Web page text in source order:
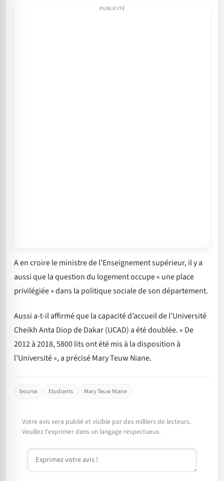
A en croire le ministre de l’Enseignement supérieur, il y a
aussi que la question du logement occupe « une place
privilégiée » dans la politique sociale de son département.
Aussi a-t-il affirmé que la capacité d’accueil de l’Université
Cheikh Anta Diop de Dakar (UCAD) a été doublée. « De
2012 à 2018, 5800 lits ont été mis à la disposition à
l’Université », a précisé Mary Teuw Niane.
bourse Etudiants Mary Teuw Niane
Votre avis sera publié et visible par des milliers de lecteurs.
Veuillez l'exprimer dans un langage respectueux.
Commentaire